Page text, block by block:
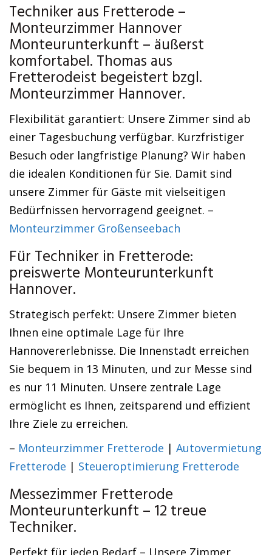
Techniker aus Fretterode –
Monteurzimmer Hannover
Monteurunterkunft – äußerst
komfortabel. Thomas aus
Fretterodeist begeistert bzgl.
Monteurzimmer Hannover.
Flexibilität garantiert: Unsere Zimmer sind ab
einer Tagesbuchung verfügbar. Kurzfristiger
Besuch oder langfristige Planung? Wir haben
die idealen Konditionen für Sie. Damit sind
unsere Zimmer für Gäste mit vielseitigen
Bedürfnissen hervorragend geeignet. –
Monteurzimmer Großenseebach
Für Techniker in Fretterode:
preiswerte Monteurunterkunft
Hannover.
Strategisch perfekt: Unsere Zimmer bieten
Ihnen eine optimale Lage für Ihre
Hannovererlebnisse. Die Innenstadt erreichen
Sie bequem in 13 Minuten, und zur Messe sind
es nur 11 Minuten. Unsere zentrale Lage
ermöglicht es Ihnen, zeitsparend und effizient
Ihre Ziele zu erreichen.
– Monteurzimmer Fretterode | Autovermietung
Fretterode | Steueroptimierung Fretterode
Messezimmer Fretterode
Monteurunterkunft – 12 treue
Techniker.
Perfekt für jeden Bedarf – Unsere Zimmer